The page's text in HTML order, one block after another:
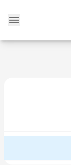
وبلاگ